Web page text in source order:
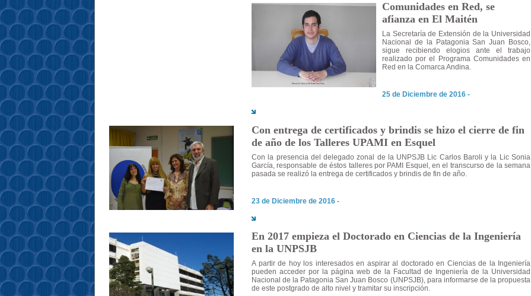
Comunidades en Red, se
afianza en El Maitén
La Secretaría de Extensión de la Universidad
Nacional de la Patagonia San Juan Bosco,
sigue recibiendo elogios ante el trabajo
realizado por el Programa Comunidades en
Red en la Comarca Andina.
25 de Diciembre de 2016 -
Con entrega de certificados y brindis se hizo el cierre de fin
de año de los Talleres UPAMI en Esquel
Con la presencia del delegado zonal de la UNPSJB Lic Carlos Baroli y la Lic Sonia
García, responsable de éstos talleres por PAMI Esquel, en el transcurso de la semana
pasada se realizó la entrega de certificados y brindis de fin de año.
23 de Diciembre de 2016 -
En 2017 empieza el Doctorado en Ciencias de la Ingeniería
en la UNPSJB
A partir de hoy los interesados en aspirar al doctorado en Ciencias de la Ingeniería
pueden acceder por la página web de la Facultad de Ingeniería de la Universidad
Nacional de la Patagonia San Juan Bosco (UNPSJB), para informarse de la propuesta
de este postgrado de alto nivel y tramitar su inscripción.